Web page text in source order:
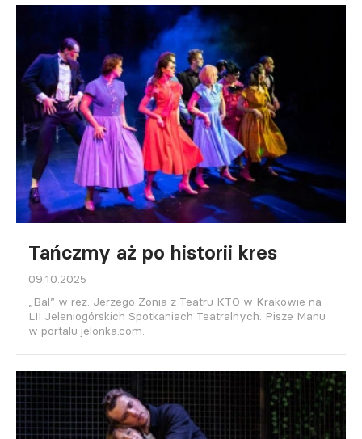
Tańczmy aż po historii kres
09.10.2025
„Bal” w reż. Jerzego Zonia z Teatru KTO w Krakowie na
LII Jeleniogórskich Spotkaniach Teatralnych. Pisze Manu
w portalu jelonka.com.